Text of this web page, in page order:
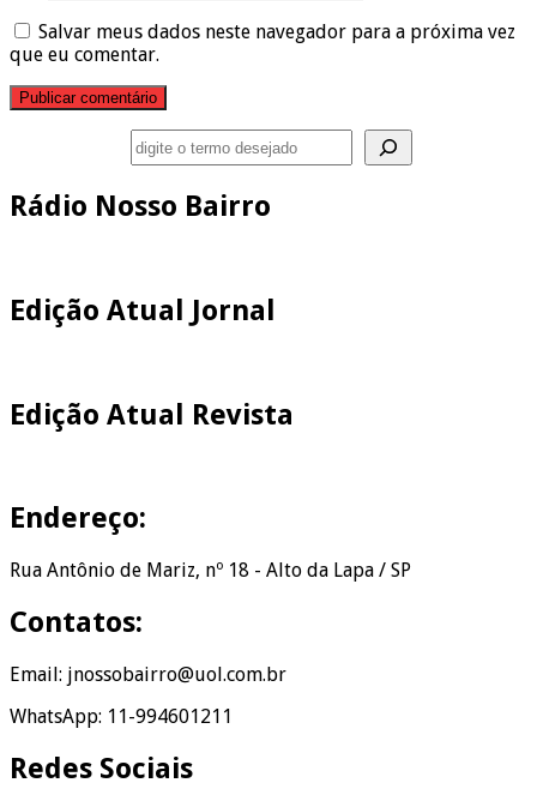
Salvar meus dados neste navegador para a próxima vez
que eu comentar.
Rádio Nosso Bairro
Edição Atual Jornal
Edição Atual Revista
Endereço:
Rua Antônio de Mariz, nº 18 - Alto da Lapa / SP
Contatos:
Email: jnossobairro@uol.com.br
WhatsApp: 11-994601211
Redes Sociais